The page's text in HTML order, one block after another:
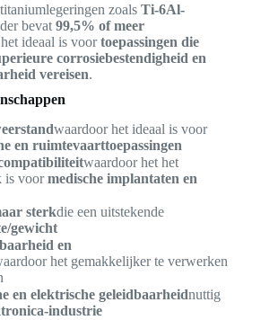
zoals Ti-6Al-
bevat 99,5% of meer
ideaal is voortoepassingen die
corrosiebestendigheid en
vereisen.
waardoor het ideaal is voor
en ruimtevaarttoepassingen
waardoor het het
is voormedische implantaten en
sterkdie een uitstekende
gewicht
en
het gemakkelijker te verwerken
en elektrische geleidbaarheidnuttig
industrie